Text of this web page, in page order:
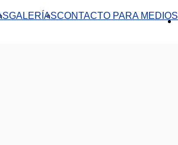
GALERÍASCONTACTO PARA MEDIOS